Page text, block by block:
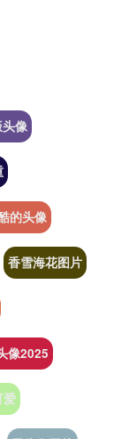
像
的头像
香雪海花图片
像2025
爱